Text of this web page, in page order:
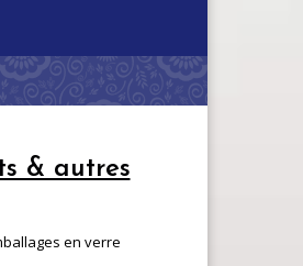
& autres
en verre